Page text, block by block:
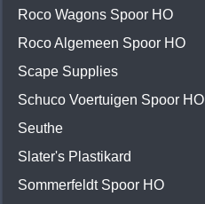
Roco Wagons Spoor HO
Roco Algemeen Spoor HO
Scape Supplies
Schuco Voertuigen Spoor HO
Seuthe
Slater's Plastikard
Sommerfeldt Spoor HO